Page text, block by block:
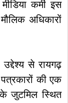
कर्मी इस
अधिकारों
से रायगढ़
की एक
जुटमिल स्थित